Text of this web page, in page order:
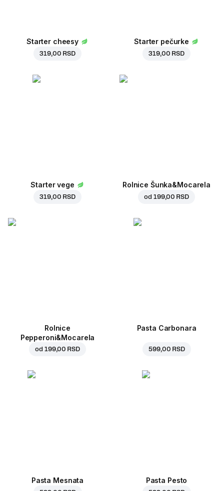
Starter cheesy
319,00 RSD
Starter pečurke
319,00 RSD
Starter vege
319,00 RSD
Rolnice Šunka&Mocarela
od 199,00 RSD
Rolnice
Pepperoni&Mocarela
od 199,00 RSD
Pasta Carbonara
599,00 RSD
Pasta Mesnata Pasta Pesto